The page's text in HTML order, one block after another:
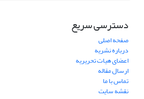
دسترسی سریع
صفحه اصلی
درباره نشریه
اعضای هیات تحریریه
ارسال مقاله
تماس با ما
نقشه سایت